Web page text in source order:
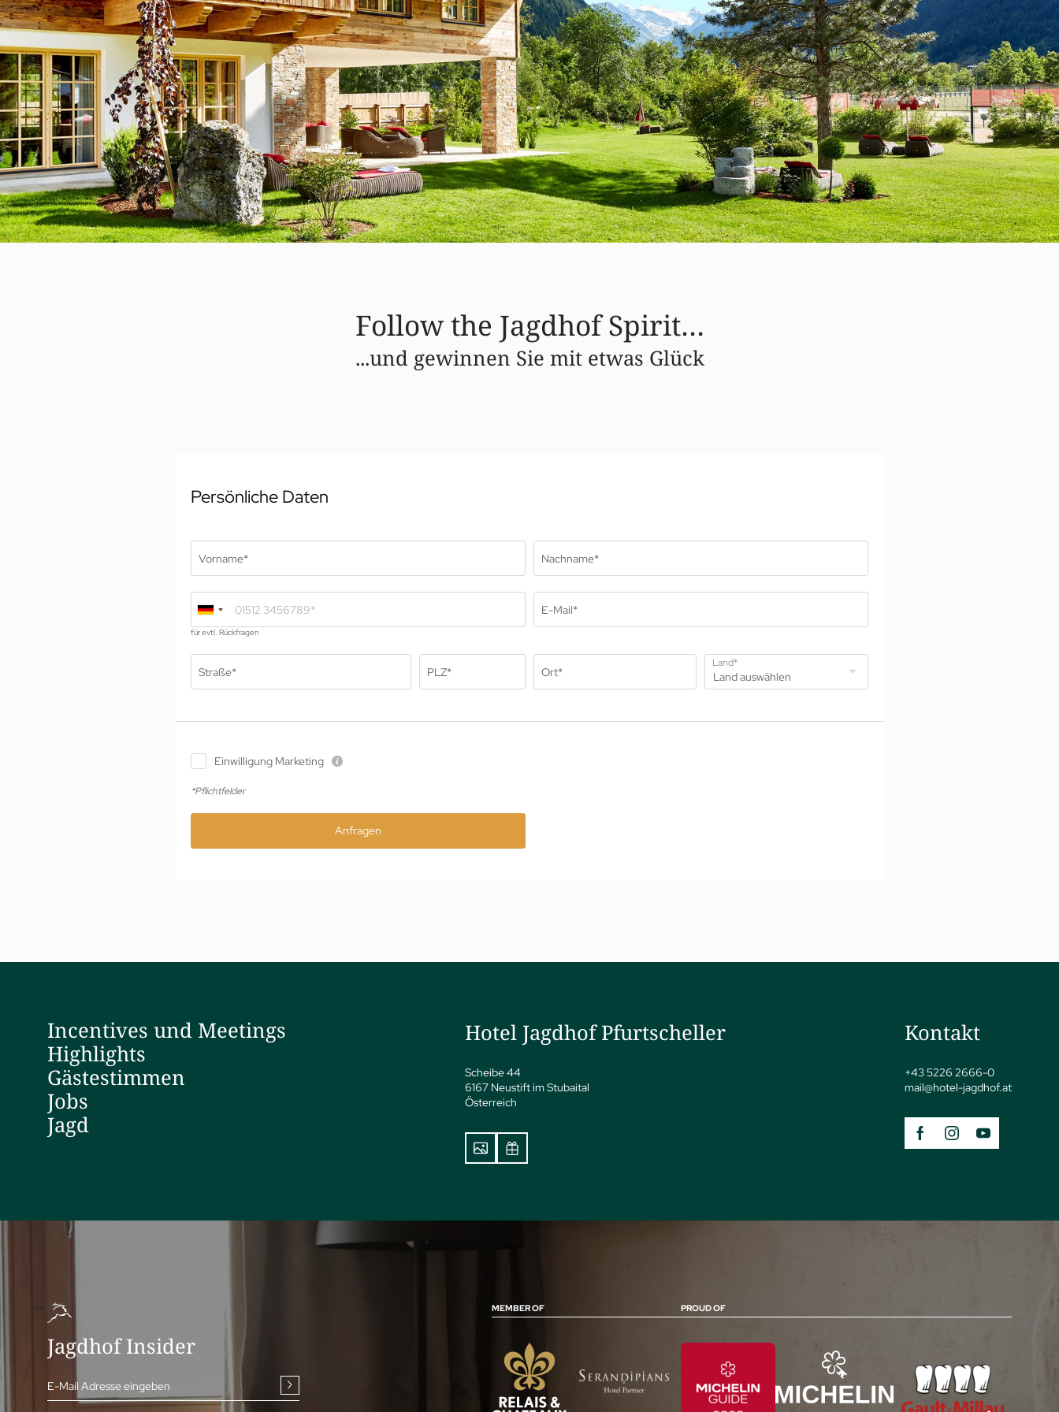
Anreise
Zum Verschenken
Awards
02 Zimmer & Suiten
jSPA
Follow the Jagdhof Spirit…
...und gewinnen Sie mit etwas Glück
Persönliche Daten
Vorname* Nachname*
für evtl. Rückfragen
E-Mail*
Straße* PLZ* Ort*
Land*
Einwilligung Marketing
*Pflichtfelder
Anfragen
Incentives und Meetings
Highlights
Gästestimmen
Jobs
Jagd
Hotel Jagdhof Pfurtscheller
Scheibe 44
6167 Neustift im Stubaital
Österreich
Kontakt
+43 5226 2666-0
mail@hotel-jagdhof.at
Jagdhof Insider
E-Mail Adresse eingeben
MEMBER OF PROUD OF